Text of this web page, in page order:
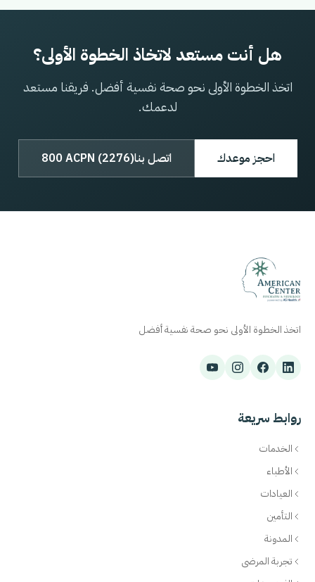
هل أنت مستعد لاتخاذ الخطوة الأولى؟
اتخذ الخطوة الأولى نحو صحة نفسية أفضل. فريقنا مستعد
لدعمك.
احجز موعدك اتصل بنا800 ACPN (2276)
اتخذ الخطوة الأولى نحو صحة نفسية أفضل
روابط سريعة
الخدمات
الأطباء
العيادات
التأمين
المدونة
تجربة المرضى